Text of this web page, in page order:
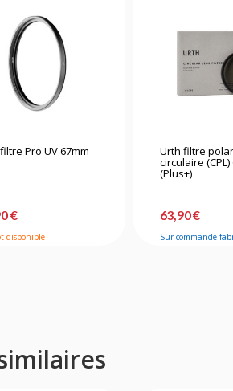
Pro UV 67mm
€
disponible
Urth filtre
circulaire (CPL)
(Plus+)
63,90 €
Sur commande